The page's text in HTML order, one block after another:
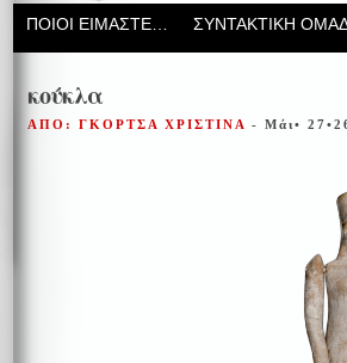
ΠΟΙΟΙ ΕΙΜΑΣΤΕ… ΣΥΝΤΑΚΤΙΚΗ
κούκλα
ΑΠΟ: ΓΚΟΡΤΣΑ ΧΡΙΣΤΙΝΑ - Μάι•